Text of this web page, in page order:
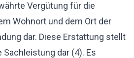
Vergütung für die
Wohnort und dem Ort der
dar. Diese Erstattung stellt
dar (4). Es